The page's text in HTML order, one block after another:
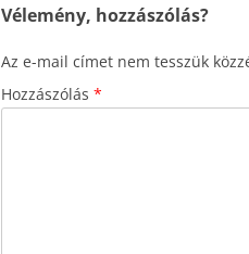
Vélemény, hozzászólás?
Az e-mail címet nem tesszük
Hozzászólás *